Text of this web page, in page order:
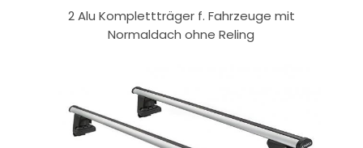
2 Alu Komplettträger f. Fahrzeuge mit
Normaldach ohne Reling